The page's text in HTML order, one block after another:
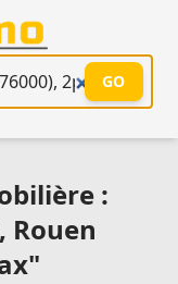
GO
:
Rouen